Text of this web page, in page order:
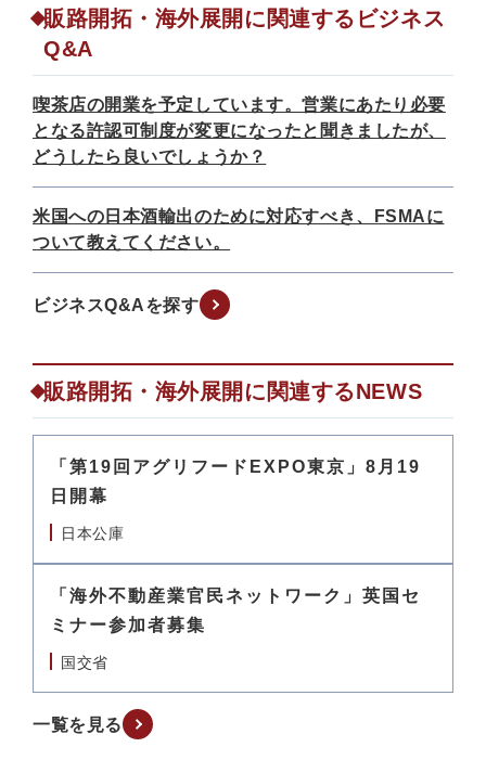
販路開拓・海外展開に関連するビジネス
Q&A
喫茶店の開業を予定しています。営業にあたり必要
となる許認可制度が変更になったと聞きましたが、
どうしたら良いでしょうか？
米国への日本酒輸出のために対応すべき、FSMAに
ついて教えてください。
ビジネスQ&Aを探す
販路開拓・海外展開に関連するNEWS
「第19回アグリフードEXPO東京」8月19
日開幕
日本公庫
「海外不動産業官民ネットワーク」英国セ
ミナー参加者募集
国交省
一覧を見る